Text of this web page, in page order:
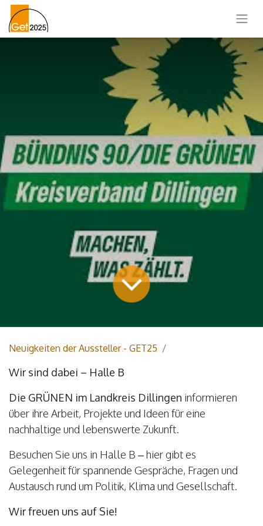
Neuigkeiten der Aussteller - GET25
Wir sind dabei – Halle B
Die GRÜNEN im Landkreis Dillingen informieren
über ihre Arbeit, Projekte und Ideen für eine
nachhaltige und lebenswerte Zukunft.
Besuchen Sie uns in Halle B – hier gibt es
Gelegenheit für spannende Gespräche, Fragen und
Austausch rund um Politik, Klima und Gesellschaft.
Wir freuen uns auf Sie!